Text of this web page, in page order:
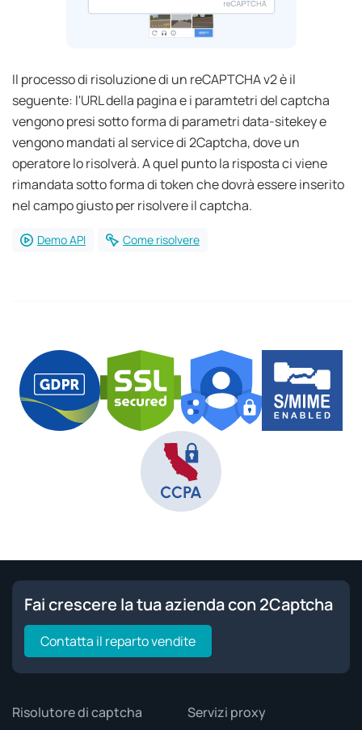
Il processo di risoluzione di un reCAPTCHA v2 è il
seguente: l'URL della pagina e i paramtetri del captcha
vengono presi sotto forma di parametri data-sitekey e
vengono mandati al service di 2Captcha, dove un
operatore lo risolverà. A quel punto la risposta ci viene
rimandata sotto forma di token che dovrà essere inserito
nel campo giusto per risolvere il captcha.
Demo API Come risolvere
Fai crescere la tua azienda con 2Captcha
Contatta il reparto vendite
Risolutore di captcha
Servizi proxy